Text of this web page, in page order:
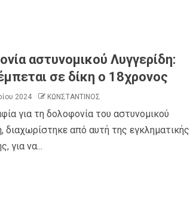
αστυνομικού Λυγγερίδη:
σε δίκη ο 18χρονος
2024 ΚΩΝΣΤΑΝΤΙΝΟΣ
για τη δολοφονία του αστυνομικού
διαχωρίστηκε από αυτή της εγκληματικής
για να...